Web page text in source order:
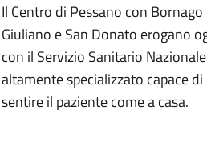
Il Centro di Pessano con
Giuliano e San Donato erogano
con il Servizio Sanitario
altamente specializzato capace
sentire il paziente come a casa.